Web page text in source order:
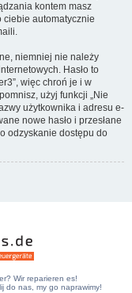
kontem masz
ciebie automatycznie
niemniej nie należy
Hasło to
więc chroń je i w
użyj funkcji „Nie
użytkownika i adresu e-
nowe hasło i przesłane
odzyskanie dostępu do
Wir reparieren es!
do nas, my go naprawimy!